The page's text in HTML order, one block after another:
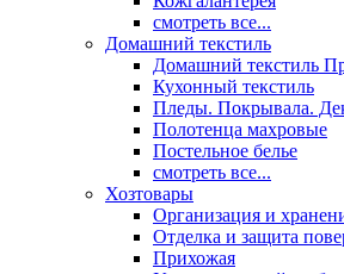
смотреть все...
Домашний текстиль
Домашний текстиль
Кухонный текстиль
Пледы. Покрывала.
Полотенца махровые
Постельное белье
смотреть все...
Хозтовары
Организация и
Отделка и защита
Прихожая